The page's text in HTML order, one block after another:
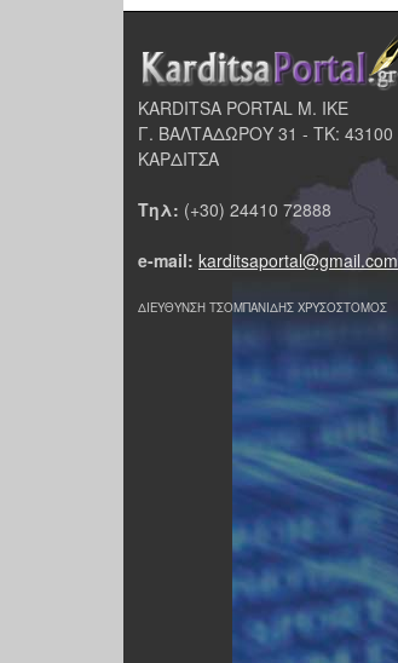
KARDITSA PORTAL Μ. ΙΚΕ
Γ. ΒΑΛΤΑΔΩΡΟΥ 31 - ΤΚ: 43100
ΚΑΡΔΙΤΣΑ
Τηλ: (+30) 24410 72888
e-mail: karditsaportal@gmail.com
ΔΙΕΥΘΥΝΣΗ ΤΣΟΜΠΑΝΙΔΗΣ ΧΡΥΣΟΣΤΟΜΟΣ